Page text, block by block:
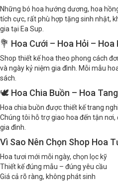
Những bó hoa hướng dương, hoa
tích cực, rất phù hợp tặng sinh nhật,
gia tại Ea Sup.
💐 Hoa Cưới – Hoa Hỏi – Hoa
Shop thiết kế hoa theo phong cách
và ngày kỷ niệm gia đình. Mỗi mẫu
sách.
🕊️ Hoa Chia Buồn – Hoa
Hoa chia buồn được thiết kế trang
Chúng tôi hỗ trợ giao hoa đến tận
gia đình.
Vì Sao Nên Chọn Shop Hoa
Hoa tươi mới mỗi ngày, chọn lọc kỹ
Thiết kế đúng mẫu – đúng yêu cầu
Giá cả rõ ràng, không phát sinh